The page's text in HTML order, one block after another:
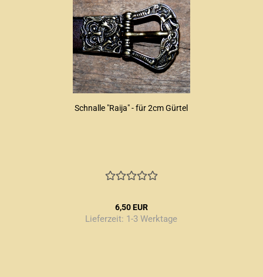
Schnalle "Raija" - für 2cm Gürtel
6,50 EUR
Lieferzeit: 1-3 Werktage